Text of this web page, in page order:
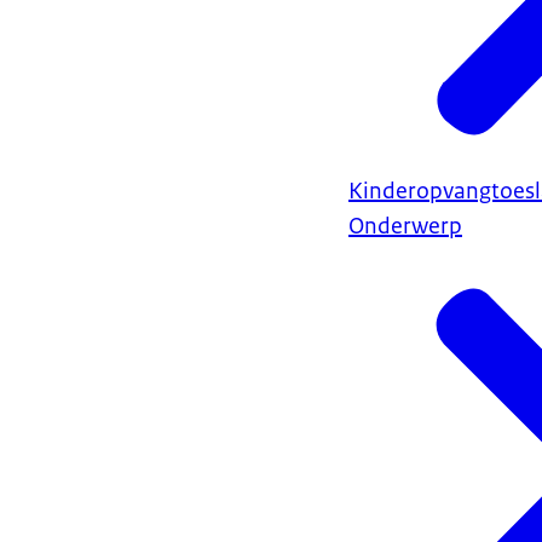
Onderwerp